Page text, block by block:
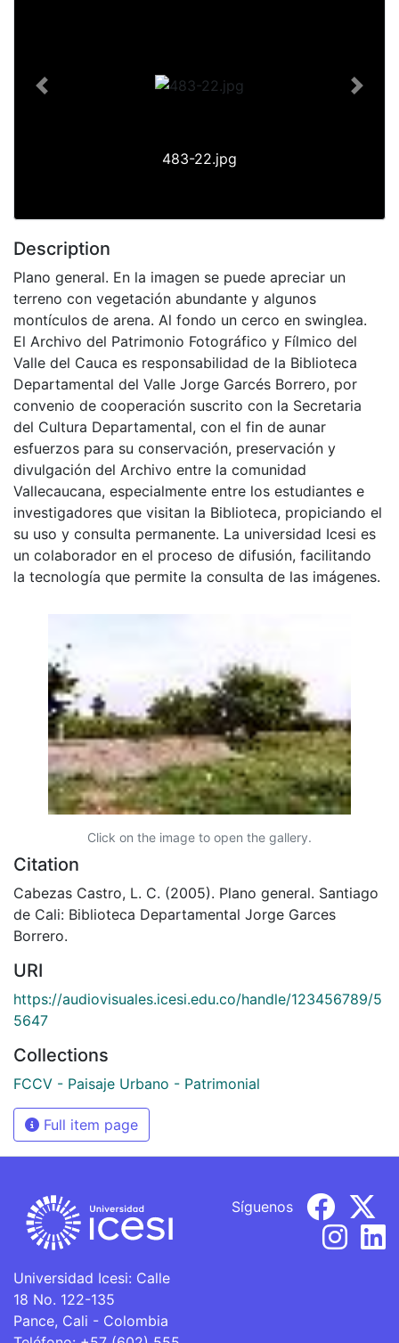
483-22.jpg
Previous Next
Description
Plano general. En la imagen se puede apreciar un
terreno con vegetación abundante y algunos
montículos de arena. Al fondo un cerco en swinglea.
El Archivo del Patrimonio Fotográfico y Fílmico del
Valle del Cauca es responsabilidad de la Biblioteca
Departamental del Valle Jorge Garcés Borrero, por
convenio de cooperación suscrito con la Secretaria
del Cultura Departamental, con el fin de aunar
esfuerzos para su conservación, preservación y
divulgación del Archivo entre la comunidad
Vallecaucana, especialmente entre los estudiantes e
investigadores que visitan la Biblioteca, propiciando el
su uso y consulta permanente. La universidad Icesi es
un colaborador en el proceso de difusión, facilitando
la tecnología que permite la consulta de las imágenes.
Click on the image to open the gallery.
Citation
Cabezas Castro, L. C. (2005). Plano general. Santiago
de Cali: Biblioteca Departamental Jorge Garces
Borrero.
URI
https://audiovisuales.icesi.edu.co/handle/123456789/5
5647
Collections
FCCV - Paisaje Urbano - Patrimonial
Full item page
Universidad Icesi: Calle
18 No. 122-135
Pance, Cali - Colombia
Síguenos